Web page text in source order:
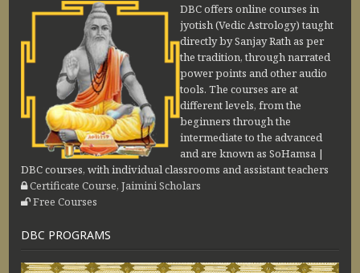
DBC offers online courses in
jyotish (Vedic Astrology) taught
directly by Sanjay Rath as per
the tradition, through narrated
power points and other audio
tools. The courses are at
different levels, from the
beginners through the
intermediate to the advanced
and are known as SoHamsa |
DBC courses, with individual classrooms and assistant teachers
Certificate Course, Jaimini Scholars
Free Courses
DBC PROGRAMS